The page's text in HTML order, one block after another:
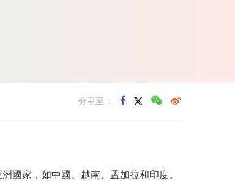
分享至：
國家，如中國、越南、孟加拉和印度。